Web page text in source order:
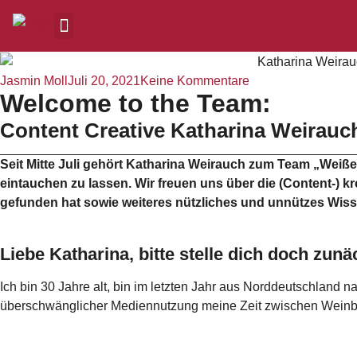
Jasmin Moll Juli 20, 2021Keine Kommentare
Welcome to the Team:
Content Creative Katharina
Seit Mitte Juli gehört Katharina Weirauch zum Team
eintauchen zu lassen. Wir freuen uns über die (Content-)
gefunden hat sowie weiteres nützliches und unnützes
Liebe Katharina, bitte stelle dich doch
Ich bin 30 Jahre alt, bin im letzten Jahr aus Norddeutschland
überschwänglicher Mediennutzung meine Zeit zwischen